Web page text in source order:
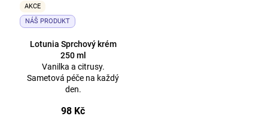
AKCE
NÁŠ PRODUKT
Lotunia Sprchový krém
250 ml
Vanilka a citrusy.
Sametová péče na každý
den.
98 Kč